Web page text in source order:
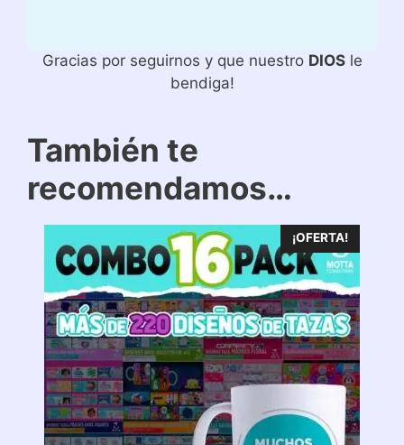
Gracias por seguirnos y que nuestro DIOSle
bendiga!
También te
recomendamos…
¡OFERTA!